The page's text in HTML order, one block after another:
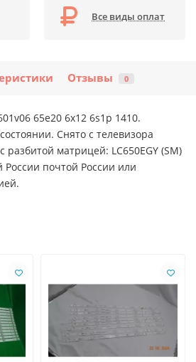
Все виды оплат
Отзывы 0
65e20 6x12 6s1p 1410.
Снято с телевизора
разбитой матрицей: LC650EGY (SM)
России почтой России или